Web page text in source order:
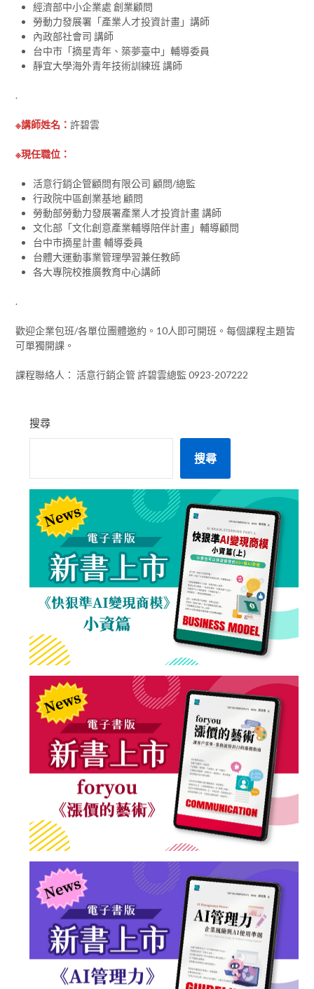
經濟部中小企業處 創業顧問
勞動力發展署「產業人才投資計畫」講師
內政部社會司 講師
台中市「摘星青年、築夢臺中」輔導委員
靜宜大學海外青年技術訓練班 講師
.
※講師姓名：許碧雲
※現任職位：
活意行銷企管顧問有限公司 顧問/總監
行政院中區創業基地 顧問
勞動部勞動力發展署產業人才投資計畫 講師
文化部「文化創意產業輔導陪伴計畫」輔導顧問
台中市摘星計畫 輔導委員
台體大運動事業管理學習兼任教師
各大專院校推廣教育中心講師
.
歡迎企業包班/各單位團體邀約。10人即可開班。每個課程主題皆
可單獨開課。
課程聯絡人： 活意行銷企管 許碧雲總監 0923-207222
搜尋
搜尋